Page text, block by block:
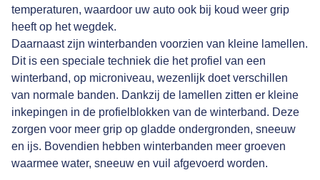
temperaturen, waardoor uw auto ook bij koud weer grip
heeft op het wegdek.
Daarnaast zijn winterbanden voorzien van kleine lamellen.
Dit is een speciale techniek die het profiel van een
winterband, op microniveau, wezenlijk doet verschillen
van normale banden. Dankzij de lamellen zitten er kleine
inkepingen in de profielblokken van de winterband. Deze
zorgen voor meer grip op gladde ondergronden, sneeuw
en ijs. Bovendien hebben winterbanden meer groeven
waarmee water, sneeuw en vuil afgevoerd worden.